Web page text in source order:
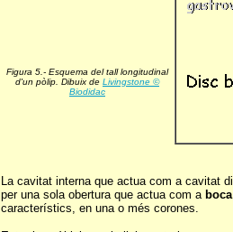
Figura 5.- Esquema del tall longitudinal
d'un pòlip. Dibuix de Livingstone ©
Biodidac
La cavitat interna que actua com a cavitat
per una sola obertura que actua com a
característics, en una o més corones.